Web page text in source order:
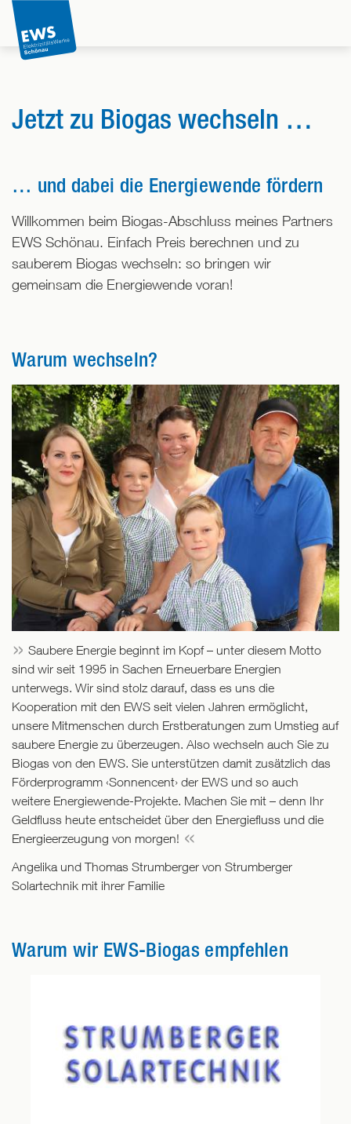
Direkt
zum
Inhalt
Jetzt zu Biogas wechseln …
… und dabei die Energiewende fördern
Willkommen beim Biogas-Abschluss meines Partners
EWS Schönau. Einfach Preis berechnen und zu
sauberem Biogas wechseln: so bringen wir
gemeinsam die Energiewende voran!
Warum wechseln?
Saubere Energie beginnt im Kopf – unter diesem Motto
sind wir seit 1995 in Sachen Erneuerbare Energien
unterwegs. Wir sind stolz darauf, dass es uns die
Kooperation mit den EWS seit vielen Jahren ermöglicht,
unsere Mitmenschen durch Erstberatungen zum Umstieg auf
saubere Energie zu überzeugen. Also wechseln auch Sie zu
Biogas von den EWS. Sie unterstützen damit zusätzlich das
Förderprogramm ‹Sonnencent› der EWS und so auch
weitere Energiewende-Projekte. Machen Sie mit – denn Ihr
Geldfluss heute entscheidet über den Energiefluss und die
Energieerzeugung von morgen!
Angelika und Thomas Strumberger von Strumberger
Solartechnik mit ihrer Familie
Warum wir EWS-Biogas empfehlen